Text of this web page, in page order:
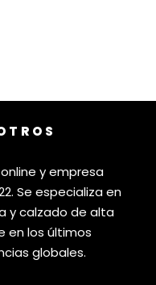
y empresa
Se especializa en
y calzado de alta
en los últimos
globales.